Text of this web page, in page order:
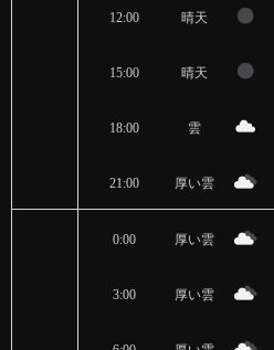
12:00 晴天
15:00 晴天
18:00 雲
21:00 厚い雲
0:00 厚い雲
3:00 厚い雲